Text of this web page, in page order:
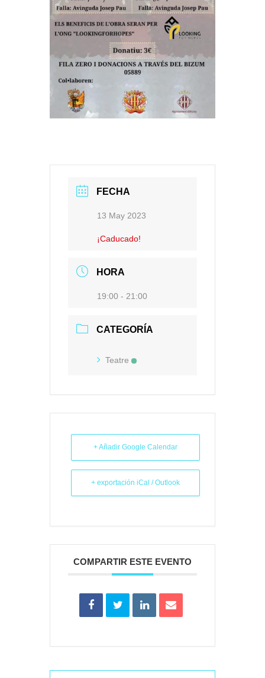
FECHA
13 May 2023
¡Caducado!
HORA
19:00 - 21:00
CATEGORÍA
Teatre
+ Añadir Google Calendar
+ exportación iCal / Outlook
COMPARTIR ESTE EVENTO